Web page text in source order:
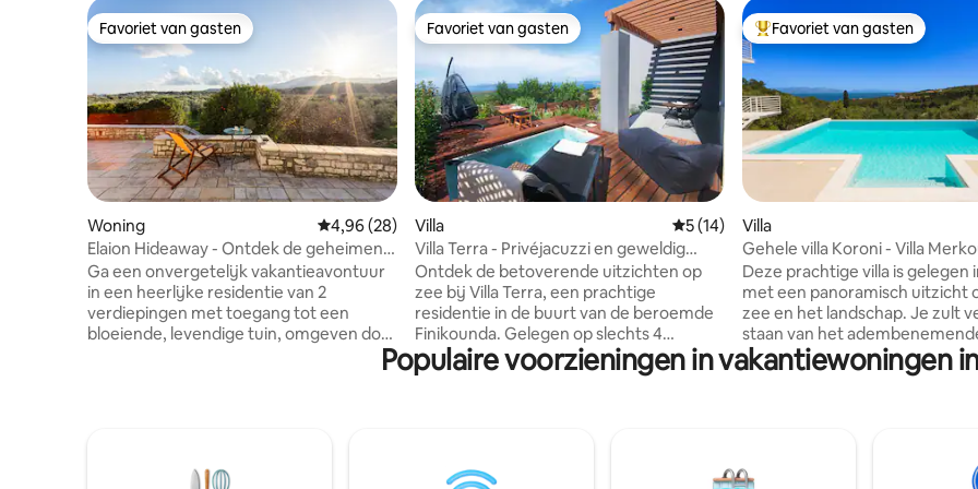
Favoriet van gasten
Favoriet van gasten
Woning Gemiddelde beoordeling van 4,96 uit 5, 28 recensies
4,96 (28)
Elaion Hideaway - Ontdek de geheimen
van Petalidi
Ga een onvergetelijk vakantieavontuur
in een heerlijke residentie van 2
verdiepingen met toegang tot een
bloeiende, levendige tuin, omgeven door
gekoesterd is. Gratis wifi en
Favoriet van gasten
Favoriet van gasten
Villa Gemiddelde beoordeling van 5 uit 5, 14
5 (14)
Villa Terra - Privéjacuzzi en geweldig
uitzicht op zee
Ontdek de betoverende uitzichten op
zee bij Villa Terra, een prachtige
residentie in de buurt van de beroemde
Finikounda. Gelegen op slechts 4
minuten rijden van het zonovergoten
strand van Loutsa en op slechts 5
en het Venetiaanse kasteel op 20
Topfavoriet van gasten
Favoriet van gasten
Villa
Gehele villa Koroni - Villa
Panoramisch uitzicht
Deze prachtige villa is gelegen
met een panoramisch uitzicht
zee en het landschap. Je zult
staan van het
op zee vanaf alle niveaus en
de villa. De inrichting is
mogelijkheden om alle
Populaire voorzieningen in vakantiewoningen